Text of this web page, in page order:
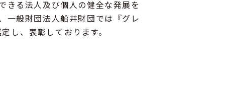
きる法人及び個人の健全な発展を
一般財団法人船井財団では『グレ
し、表彰しております。